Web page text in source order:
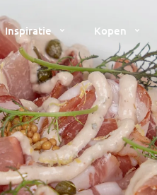
Inspiratie Kopen